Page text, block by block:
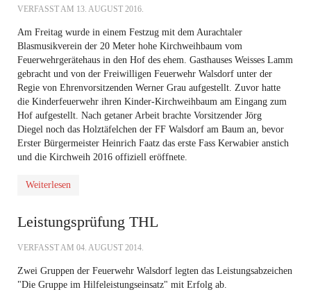
VERFASST AM 13. AUGUST 2016.
Am Freitag wurde in einem Festzug mit dem Aurachtaler
Blasmusikverein der 20 Meter hohe Kirchweihbaum vom
Feuerwehrgerätehaus in den Hof des ehem. Gasthauses Weisses Lamm
gebracht und von der Freiwilligen Feuerwehr Walsdorf unter der
Regie von Ehrenvorsitzenden Werner Grau aufgestellt. Zuvor hatte
die Kinderfeuerwehr ihren Kinder-Kirchweihbaum am Eingang zum
Hof aufgestellt. Nach getaner Arbeit brachte Vorsitzender Jörg
Diegel noch das Holztäfelchen der FF Walsdorf am Baum an, bevor
Erster Bürgermeister Heinrich Faatz das erste Fass Kerwabier anstich
und die Kirchweih 2016 offiziell eröffnete.
Weiterlesen
Leistungsprüfung THL
VERFASST AM 04. AUGUST 2014.
Zwei Gruppen der Feuerwehr Walsdorf legten das Leistungsabzeichen
"Die Gruppe im Hilfeleistungseinsatz" mit Erfolg ab.